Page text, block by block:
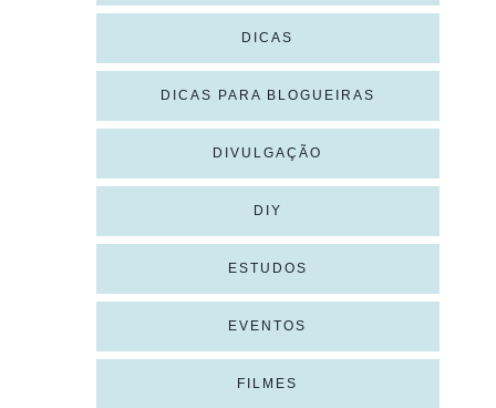
DICAS
DICAS PARA BLOGUEIRAS
DIVULGAÇÃO
DIY
ESTUDOS
EVENTOS
FILMES